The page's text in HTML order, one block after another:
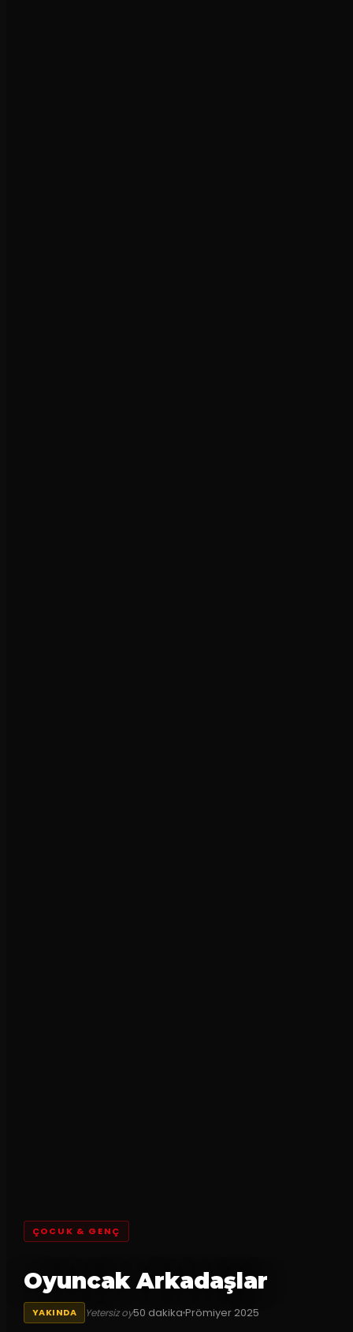
ÇOCUK & GENÇ
Oyuncak Arkadaşlar
YAKINDA Yetersiz oy50 dakikaPrömiyer2025